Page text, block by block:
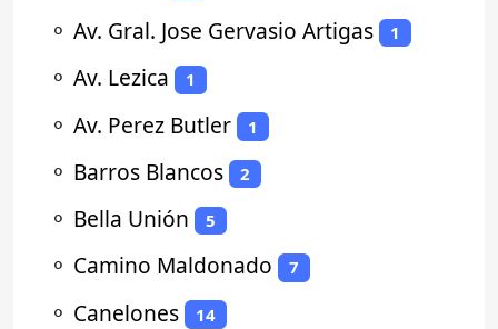
⚬ Av. Gral. Jose Gervasio Artigas 1
⚬ Av. Lezica 1
⚬ Av. Perez Butler 1
⚬ Barros Blancos 2
⚬ Bella Unión 5
⚬ Camino Maldonado 7
⚬ Canelones 14